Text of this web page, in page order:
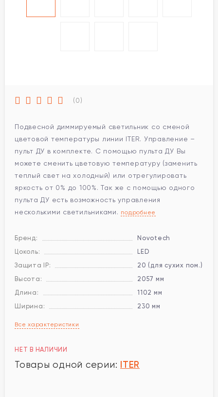
(0)
Подвесной диммируемый светильник со сменой
цветовой температуры линии ITER. Управление –
пульт ДУ в комплекте. С помощью пульта ДУ Вы
можете сменить цветовую температуру (заменить
теплый свет на холодный) или отрегулировать
яркость от 0% до 100%. Так же с помощью одного
пульта ДУ есть возможность управления
несколькими светильниками. подробнее
Бренд:
Novotech
Цоколь:
LED
Защита IP:
20 (для сухих пом.)
Высота:
2057 мм
Длина:
1102 мм
Ширина:
230 мм
Все характеристики
НЕТ В НАЛИЧИИ
Товары одной серии: ITER